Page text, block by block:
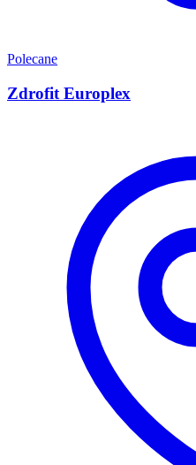
Polecane
Zdrofit Europlex